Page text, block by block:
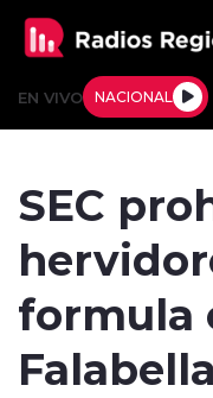
EN VIVO NACIONAL
Actualidad
Deportes
SEC
formula
Falabella